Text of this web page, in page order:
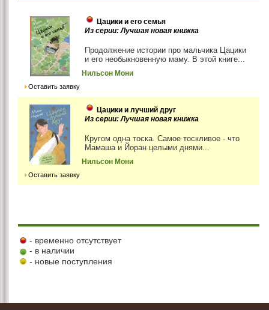
Цацики и его семья
Из серии: Лучшая новая книжка
Продолжение истории про мальчика Цацики
и его необыкновенную маму. В этой книге...
Нильсон Мони
Оставить заявку
Цацики и лучший друг
Из серии: Лучшая новая книжка
Кругом одна тоска. Самое тоскливое - что
Мамаша и Йоран целыми днями...
Нильсон Мони
Оставить заявку
- временно отсутствует
- в наличии
- новые поступления